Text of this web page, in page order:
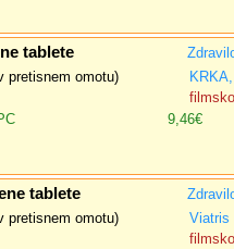
tablete
pretisnem omotu)
9,46€
tablete
pretisnem omotu)
Viatris